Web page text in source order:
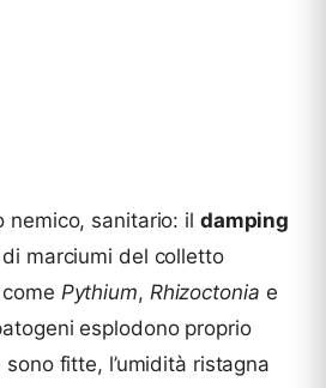
nemico, sanitario: il damping
marciumi del colletto
Pythium, Rhizoctonia e
esplodono proprio
fitte, l’umidità ristagna